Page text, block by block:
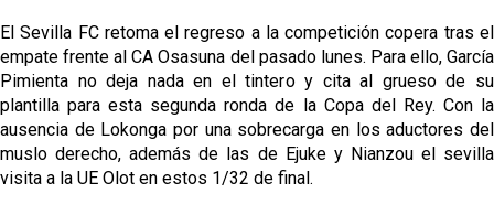
El Sevilla FC retoma el regreso a la competición copera tras el
empate frente al CA Osasuna del pasado lunes. Para ello, García
Pimienta no deja nada en el tintero y cita al grueso de su
plantilla para esta segunda ronda de la Copa del Rey. Con la
ausencia de Lokonga por una sobrecarga en los aductores del
muslo derecho, además de las de Ejuke y Nianzou el sevilla
visita a la UE Olot en estos 1/32 de final.